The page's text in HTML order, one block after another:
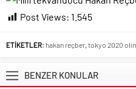
Post Views: 1.545
ETİKETLER: hakan reçber tokyo 2020
BENZER KONULAR